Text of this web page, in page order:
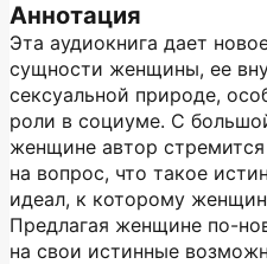
Аннотация
Эта аудиокнига дает
сущности женщины, ее
сексуальной природе,
роли в социуме. С
женщине автор
на вопрос, что такое
идеал, к которому
Предлагая женщине по-
на свои истинные